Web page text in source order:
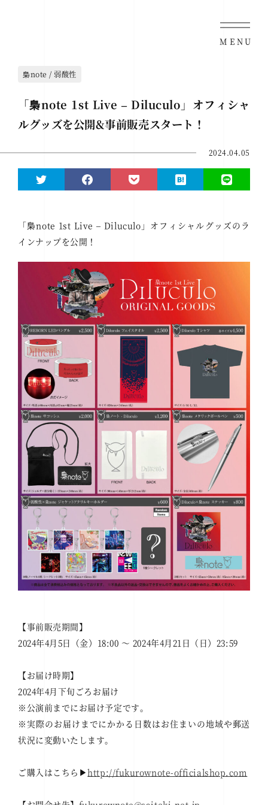
MENU
梟note / 弱酸性
「梟note 1st Live – Diluculo」オフィシャ
ルグッズを公開&事前販売スタート！
2024.04.05
「梟note 1st Live – Diluculo」オフィシャルグッズのラ
インナップを公開！
【事前販売期間】
2024年4月5日（金）18:00 ～ 2024年4月21日（日）23:59
【お届け時期】
2024年4月下旬ごろお届け
※公演前までにお届け予定です。
※実際のお届けまでにかかる日数はお住まいの地域や郵送
状況に変動いたします。
ご購入はこちら▶︎http://fukurownote-officialshop.com